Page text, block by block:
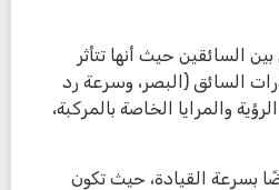
السائقين حيث أنها تتأثر
السائق (البصر، وسرعة رد
والمرايا الخاصة بالمركبة،
بسرعة القيادة، حيث تكون